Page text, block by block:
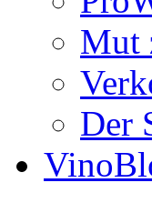
Mut
Der